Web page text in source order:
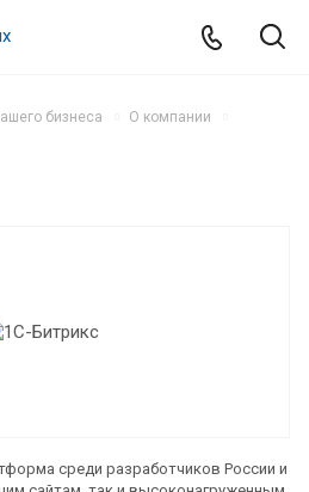
бизнеса
О компании
среди разработчиков России и